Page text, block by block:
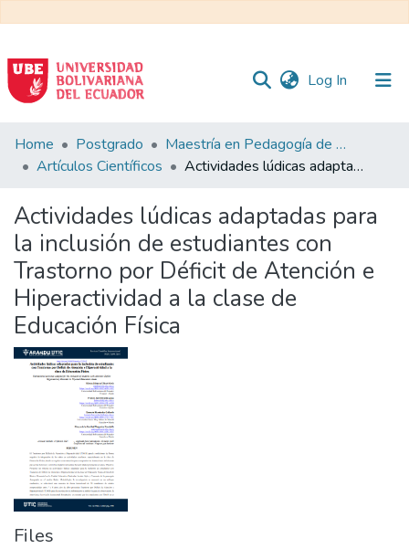
Log In (current)
Communities
&
All of DSpace
Statistics
Home Postgrado
Maestría en Pedagogía de la Cultura Física - Mención en Educación Física Inclusiva
Artículos Científicos
Actividades lúdicas adaptadas para la inclusión de estudiantes con Trastorno por Déficit de Atención e Hiperactividad a la clase de Educación Física
Actividades lúdicas adaptadas para
la inclusión de estudiantes con
Trastorno por Déficit de Atención e
Hiperactividad a la clase de
Educación Física
Files